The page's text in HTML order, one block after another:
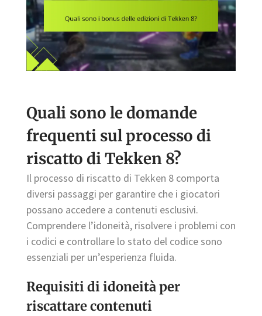
Quali sono le domande
frequenti sul processo di
riscatto di Tekken 8?
Il processo di riscatto di Tekken 8 comporta
diversi passaggi per garantire che i giocatori
possano accedere a contenuti esclusivi.
Comprendere l’idoneità, risolvere i problemi con
i codici e controllare lo stato del codice sono
essenziali per un’esperienza fluida.
Requisiti di idoneità per
riscattare contenuti